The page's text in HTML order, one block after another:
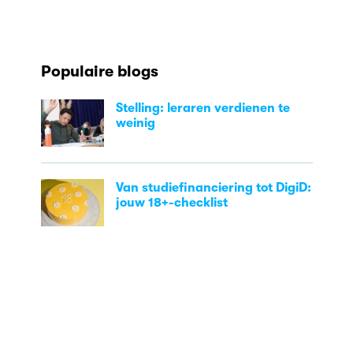
Populaire blogs
Stelling: leraren verdienen te
weinig
Van studiefinanciering tot DigiD:
jouw 18+-checklist